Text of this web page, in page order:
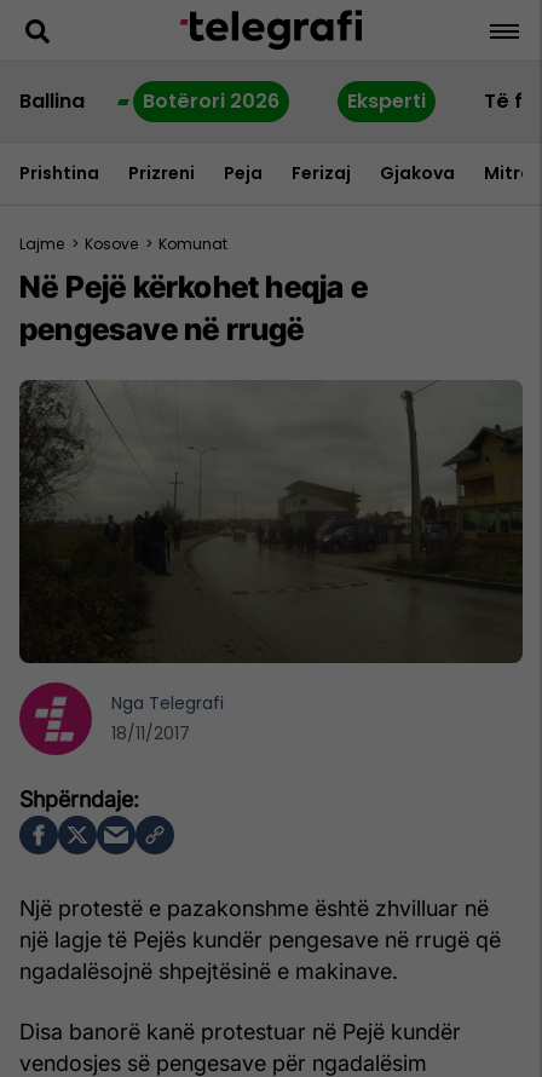
Ballina Botërori 2026 Eksperti Të
Prishtina Prizreni Peja Ferizaj Gjakova
Lajme > Kosove > Komunat
Në Pejë kërkohet heqja e
pengesave në rrugë
Një protestë e pazakonshme është zhvilluar në
një lagje të Pejës kundër pengesave në rrugë që
ngadalësojnë shpejtësinë e makinave.
Disa banorë kanë protestuar në Pejë kundër
vendosjes së pengesave për ngadalësim
Nga Telegrafi
18/11/2017